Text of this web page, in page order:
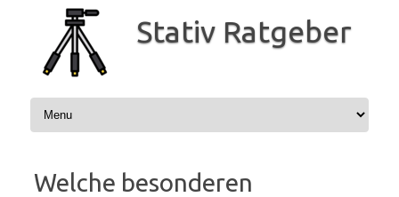
springen
Stativ Ratgeber
Welche besonderen